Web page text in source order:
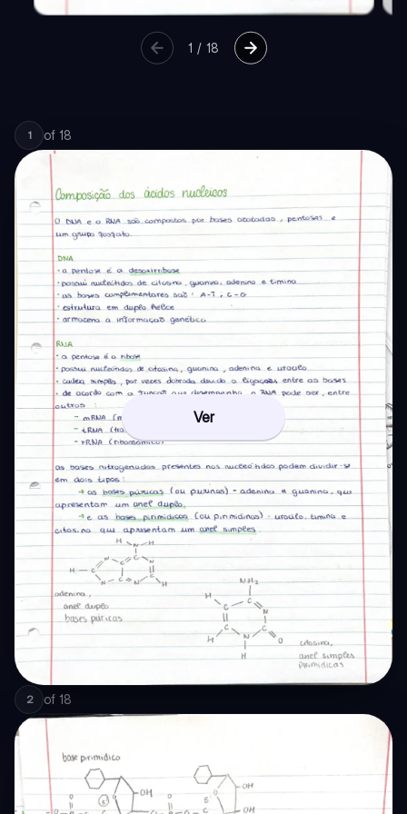
1 / 18
1 of 18
Ver
2 of 18